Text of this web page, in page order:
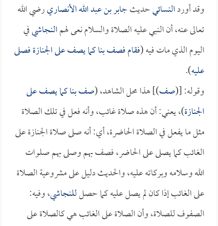
وقد أوردالنسائيحديثجابر بن عبد الله الأنصاريرضي الله
تعالى عنه، أن النبي عليه الصلاة والسلام نعى لهمالنجاشيفي
اليوم الذي مات فيه (فقام فصف بنا كما يصف على الجنازة فصلى
عليه).
وقوله: [(صف)] هذا محل الشاهد، (صف بنا كما يصف على
الجنازة)، يعني: أن هذه صلاة غائب، وأنه فعل في تلك الصلاة
مثل ما يفعل في الصلاة الحاضرة، أي: أنه صلى صلاة الجنازة على
الغائب كما يصلى على الحاضر، فصف بهم وصلى بهم صلوات
الله وسلامه وبركاته عليه، والحديث دليل على مشروعية الصلاة
على الغائب إذا كان لم يصل عليه كما حصلللنجاشي، وفيه:
الصفوف للصلاة، وأن الصلاة على الغائب هي كالصلاة على